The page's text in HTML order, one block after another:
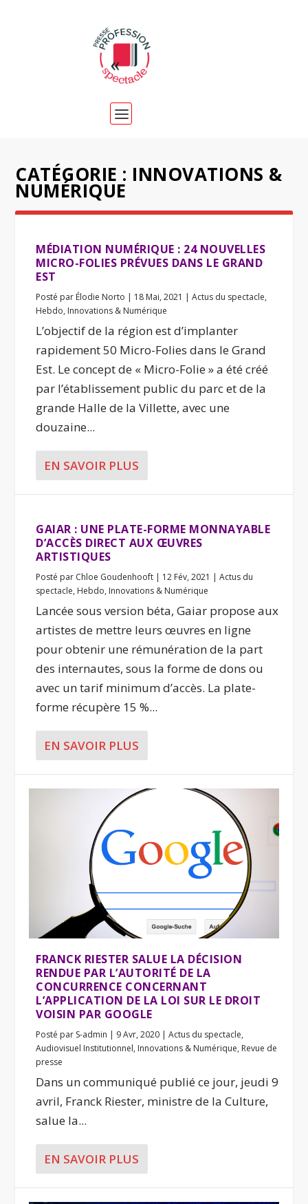
CATÉGORIE : INNOVATIONS &
NUMÉRIQUE
MÉDIATION NUMÉRIQUE : 24 NOUVELLES
MICRO-FOLIES PRÉVUES DANS LE GRAND
EST
Posté par Élodie Norto | 18 Mai, 2021 |Actus du spectacle,
Hebdo, Innovations & Numérique
L’objectif de la région est d’implanter
rapidement 50 Micro-Folies dans le Grand
Est. Le concept de « Micro-Folie » a été créé
par l’établissement public du parc et de la
grande Halle de la Villette, avec une
douzaine...
EN SAVOIR PLUS
GAIAR : UNE PLATE-FORME MONNAYABLE
D’ACCÈS DIRECT AUX ŒUVRES
ARTISTIQUES
Posté par Chloe Goudenhooft | 12 Fév, 2021 |Actus du
spectacle, Hebdo, Innovations & Numérique
Lancée sous version béta, Gaiar propose aux
artistes de mettre leurs œuvres en ligne
pour obtenir une rémunération de la part
des internautes, sous la forme de dons ou
avec un tarif minimum d’accès. La plate-
forme récupère 15 %...
EN SAVOIR PLUS
FRANCK RIESTER SALUE LA DÉCISION
RENDUE PAR L’AUTORITÉ DE LA
CONCURRENCE CONCERNANT
L’APPLICATION DE LA LOI SUR LE DROIT
VOISIN PAR GOOGLE
Posté par S-admin | 9 Avr, 2020 |Actus du spectacle,
Audiovisuel Institutionnel, Innovations & Numérique, Revue de
presse
Dans un communiqué publié ce jour, jeudi 9
avril, Franck Riester, ministre de la Culture,
salue la...
EN SAVOIR PLUS